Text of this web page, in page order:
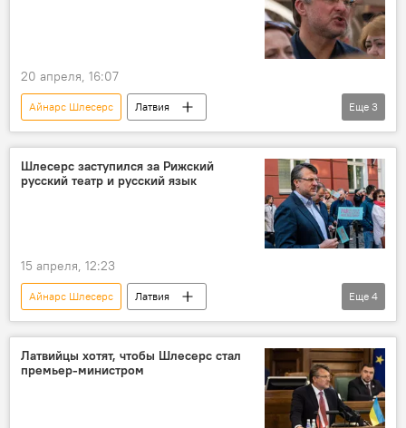
20 апреля, 16:07
Айнарс Шлесерс
Латвия
Новости Латвии
Новости политики Латвии
политика
парламентские выборы
Еще 3
Шлесерс заступился за Рижский
русский театр и русский язык
15 апреля, 12:23
Айнарс Шлесерс
Латвия
Новости Латвии
Новости политики Латвии
русский язык
Рижский русский театр
общество
Еще 4
Латвийцы хотят, чтобы Шлесерс стал
премьер-министром